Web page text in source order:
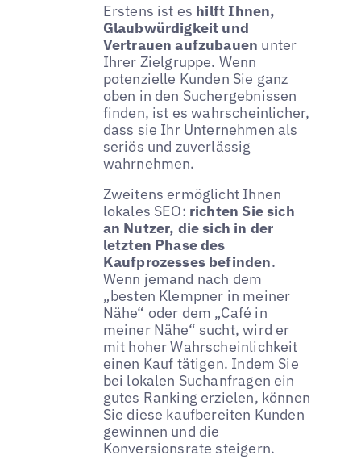
Erstens ist es hilft Ihnen,
Glaubwürdigkeit und
Vertrauen aufzubauen unter
Ihrer Zielgruppe. Wenn
potenzielle Kunden Sie ganz
oben in den Suchergebnissen
finden, ist es wahrscheinlicher,
dass sie Ihr Unternehmen als
seriös und zuverlässig
wahrnehmen.
Zweitens ermöglicht Ihnen
lokales SEO: richten Sie sich
an Nutzer, die sich in der
letzten Phase des
Kaufprozesses befinden.
Wenn jemand nach dem
„besten Klempner in meiner
Nähe“ oder dem „Café in
meiner Nähe“ sucht, wird er
mit hoher Wahrscheinlichkeit
einen Kauf tätigen. Indem Sie
bei lokalen Suchanfragen ein
gutes Ranking erzielen, können
Sie diese kaufbereiten Kunden
gewinnen und die
Konversionsrate steigern.